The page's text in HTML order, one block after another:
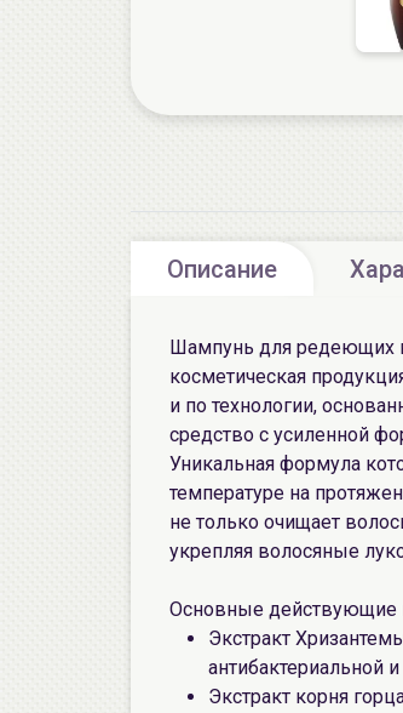
Описание
Шампунь для редеющих
косметическая
и по технологии,
средство с усиленной
Уникальная формула
температуре на
не только очищает
укрепляя волосяные
Основные действующие
Экстракт
антибактериальной
Экстракт корня